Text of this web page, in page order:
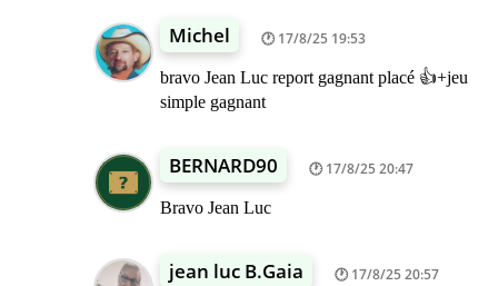
Michel 17/8/25 19:53
bravo Jean Luc report gagnant placé 👍+jeu
simple gagnant
BERNARD90 17/8/25 20:47
Bravo Jean Luc
jean luc B.Gaia 17/8/25 20:57